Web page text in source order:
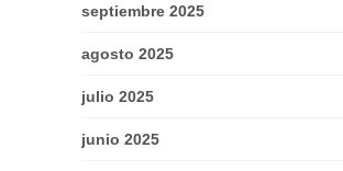
septiembre 2025
agosto 2025
julio 2025
junio 2025